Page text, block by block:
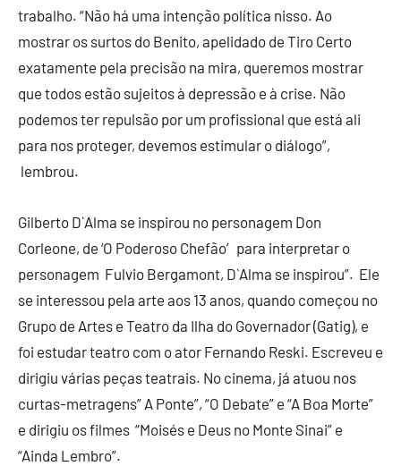
trabalho. “Não há uma intenção política nisso. Ao
mostrar os surtos do Benito, apelidado de Tiro Certo
exatamente pela precisão na mira, queremos mostrar
que todos estão sujeitos à depressão e à crise. Não
podemos ter repulsão por um profissional que está ali
para nos proteger, devemos estimular o diálogo”,
lembrou.
Gilberto D`Alma se inspirou no personagem Don
Corleone, de ‘O Poderoso Chefão’ para interpretar o
personagem Fulvio Bergamont, D`Alma se inspirou”. Ele
se interessou pela arte aos 13 anos, quando começou no
Grupo de Artes e Teatro da Ilha do Governador (Gatig), e
foi estudar teatro com o ator Fernando Reski. Escreveu e
dirigiu várias peças teatrais. No cinema, já atuou nos
curtas-metragens” A Ponte”, “O Debate” e “A Boa Morte”
e dirigiu os filmes “Moisés e Deus no Monte Sinai” e
“Ainda Lembro”.